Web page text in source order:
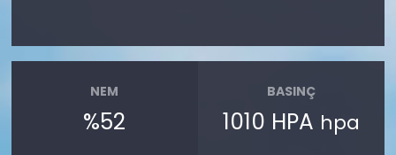
NEM
%52
BASINÇ
1010 HPA hpa